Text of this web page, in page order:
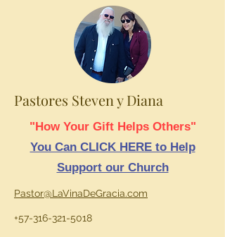
Pastores Steven y Diana
"How Your Gift Helps Others"
You Can CLICK HERE to Help
Support our Church
Pastor@LaVinaDeGracia.com
+57-316-321-5018